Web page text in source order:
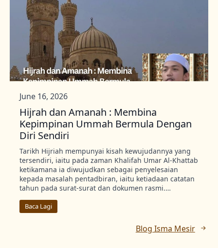
Hijrah dan Amanah : Membina
Kepimpinan Ummah Bermula Dengan
Diri Sendiri
June 16, 2026
Tarikh Hijriah mempunyai kisah kewujudannya yang
tersendiri, iaitu pada zaman Khalifah Umar Al-Khattab
ketikamana ia diwujudkan sebagai penyelesaian
kepada masalah pentadbiran, iaitu ketiadaan catatan
tahun pada surat-surat dan dokumen rasmi.…
Baca Lagi
Blog Isma Mesir